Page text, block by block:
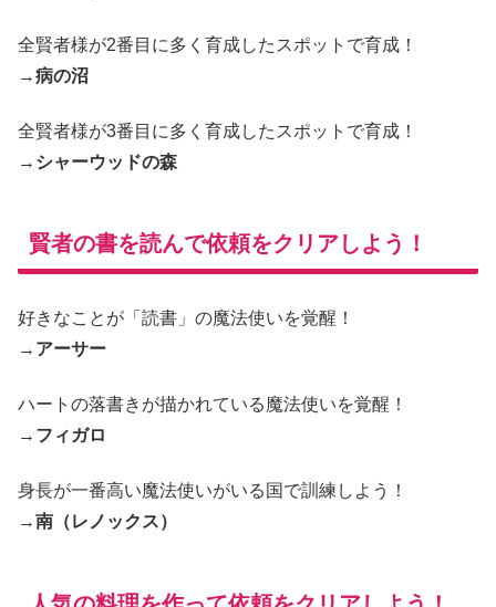
全賢者様が2番目に多く育成したスポットで育成！
→病の沼
全賢者様が3番目に多く育成したスポットで育成！
→ シャーウッドの森
賢者の書を読んで依頼をクリアしよう！
好きなことが「読書」の魔法使いを覚醒！
→ アーサー
ハートの落書きが描かれている魔法使いを覚醒！
→ フィガロ
身長が一番高い魔法使いがいる国で訓練しよう！
→南（レノックス）